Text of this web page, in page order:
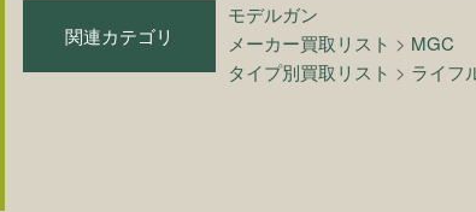
関連カテゴリ
モデルガン
メーカー買取リスト > MGC
タイプ別買取リスト > ライフ